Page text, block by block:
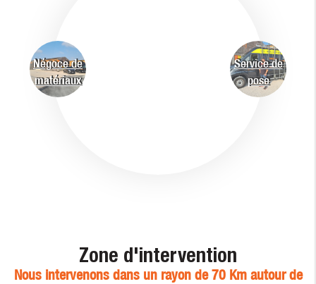
Négoce de
matériaux
Service de
pose
Zone d'intervention
Nous intervenons dans un rayon de 70 Km autour de